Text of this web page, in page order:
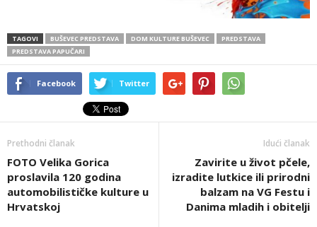
TAGOVI BUŠEVEC PREDSTAVA DOM KULTURE BUŠEVEC
PREDSTAVA
PREDSTAVA PAPUČARI
Facebook Twitter
Prethodni članak
FOTO Velika Gorica
proslavila 120 godina
automobilističke kulture u
Hrvatskoj
Idući članak
Zavirite u život pčele,
izradite lutkice ili prirodni
balzam na VG Festu i
Danima mladih i obitelji